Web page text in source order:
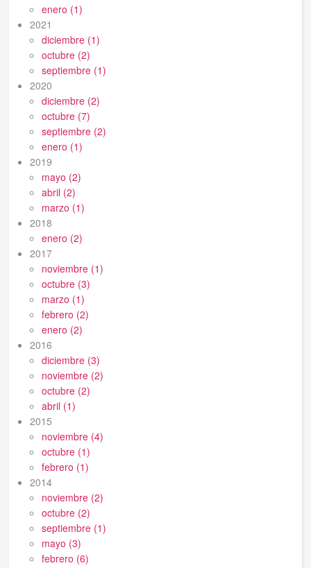
enero (1)
2021
diciembre (1)
octubre (2)
septiembre (1)
2020
diciembre (2)
octubre (7)
septiembre (2)
enero (1)
2019
mayo (2)
abril (2)
marzo (1)
2018
enero (2)
2017
noviembre (1)
octubre (3)
marzo (1)
febrero (2)
enero (2)
2016
diciembre (3)
noviembre (2)
octubre (2)
abril (1)
2015
noviembre (4)
octubre (1)
febrero (1)
2014
noviembre (2)
octubre (2)
septiembre (1)
mayo (3)
febrero (6)